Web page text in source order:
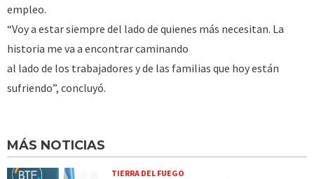
empleo.
“Voy a estar siempre del lado de quienes más necesitan. La
historia me va a encontrar caminando
al lado de los trabajadores y de las familias que hoy están
sufriendo”, concluyó.
MÁS NOTICIAS
TIERRA DEL FUEGO